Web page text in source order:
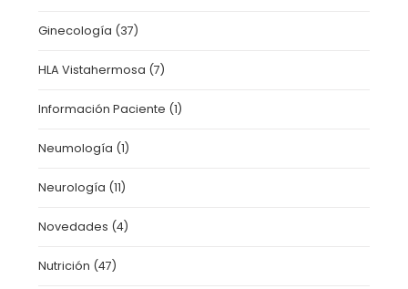
Ginecología (37)
HLA Vistahermosa (7)
Información Paciente (1)
Neumología (1)
Neurología (11)
Novedades (4)
Nutrición (47)